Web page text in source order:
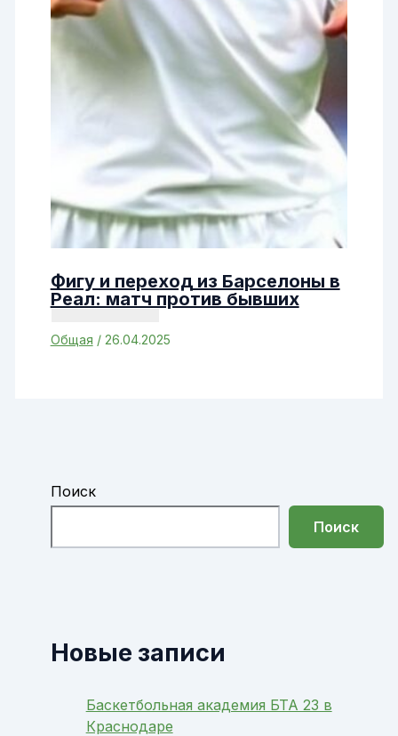
Фигу и переход из Барселоны в
Реал: матч против бывших
Общая / 26.04.2025
Поиск
Поиск
Новые записи
Баскетбольная академия БТА 23 в
Краснодаре